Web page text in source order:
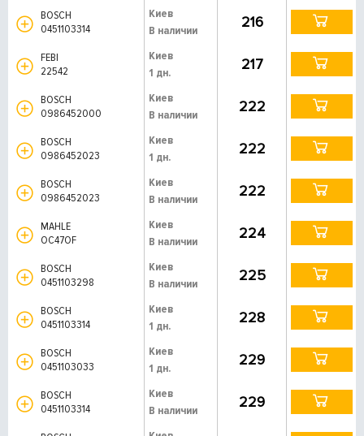
BOSCH
0451103314
Киев
В наличии
216
FEBI
22542
Киев
1 дн.
217
BOSCH
0986452000
Киев
В наличии
222
BOSCH
0986452023
Киев
1 дн.
222
BOSCH
0986452023
Киев
В наличии
222
MAHLE
OC47OF
Киев
В наличии
224
BOSCH
0451103298
Киев
В наличии
225
BOSCH
0451103314
Киев
1 дн.
228
BOSCH
0451103033
Киев
1 дн.
229
BOSCH
0451103314
Киев
В наличии
229